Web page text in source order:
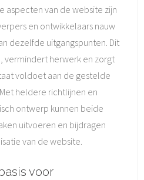
aspecten van de website zijn
en ontwikkelaars nauw
dezelfde uitgangspunten. Dit
vermindert herwerk en zorgt
voldoet aan de gestelde
heldere richtlijnen en
ontwerp kunnen beide
uitvoeren en bijdragen
van de website.
voor